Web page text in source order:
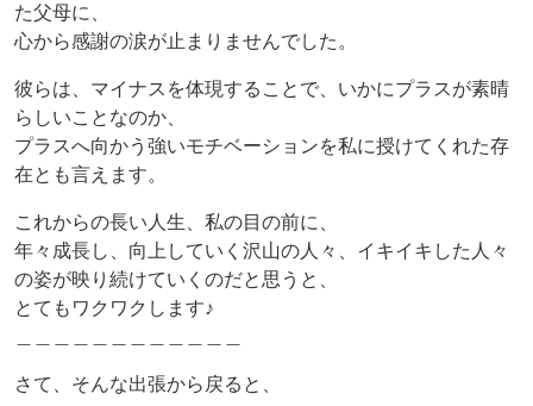
た父母に、
心から感謝の涙が止まりませんでした。
彼らは、マイナスを体現することで、いかにプラスが素晴
らしいことなのか、
プラスへ向かう強いモチベーションを私に授けてくれた存
在とも言えます。
これからの長い人生、私の目の前に、
年々成長し、向上していく沢山の人々、イキイキした人々
の姿が映り続けていくのだと思うと、
とてもワクワクします♪
さて、そんな出張から戻ると、